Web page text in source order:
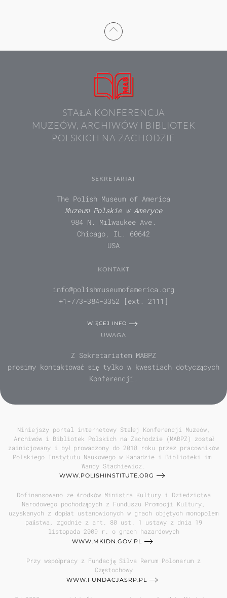
STAŁA KONFERENCJA
MUZEÓW, ARCHIWÓW I BIBLIOTEK
POLSKICH NA ZACHODZIE
SEKRETARIAT
The Polish Museum of America
Muzeum Polskie w Ameryce
984 N. Milwaukee Ave.
Chicago, IL. 60642
USA
KONTAKT
info@polishmuseumofamerica.org
+1-773-384-3352 [ext. 2111]
WIĘCEJ INFO
UWAGA
Z Sekretariatem MABPZ
prosimy kontaktować się tylko w kwestiach dotyczących
Konferencji.
Niniejszy portal internetowy Stałej Konferencji Muzeów,
Archiwów i Bibliotek Polskich na Zachodzie (MABPZ) został
zainicjowany i był prowadzony do 2018 roku przez pracowników
Polskiego Instytutu Naukowego w Kanadzie i Biblioteki im.
Wandy Stachiewicz.
WWW.POLISHINSTITUTE.ORG
Dofinansowano ze środków Ministra Kultury i Dziedzictwa
Narodowego pochodzących z Funduszu Promocji Kultury,
uzyskanych z dopłat ustanowionych w grach objętych monopolem
państwa, zgodnie z art. 80 ust. 1 ustawy z dnia 19
listopada 2009 r. o grach hazardowych
WWW.MKIDN.GOV.PL
Przy współpracy z Fundacją Silva Rerum Polonarum z
Częstochowy
WWW.FUNDACJASRP.PL